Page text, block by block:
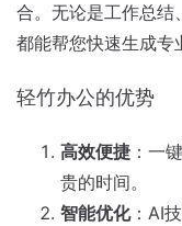
合。无论是工作总结
都能帮您快速生成专
轻竹办公的优势
高效便捷 ：一
贵的时间。
智能优化：AI